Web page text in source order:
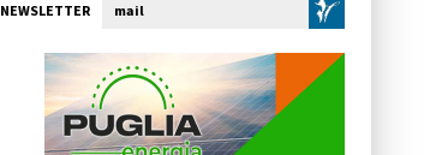
NEWSLETTER